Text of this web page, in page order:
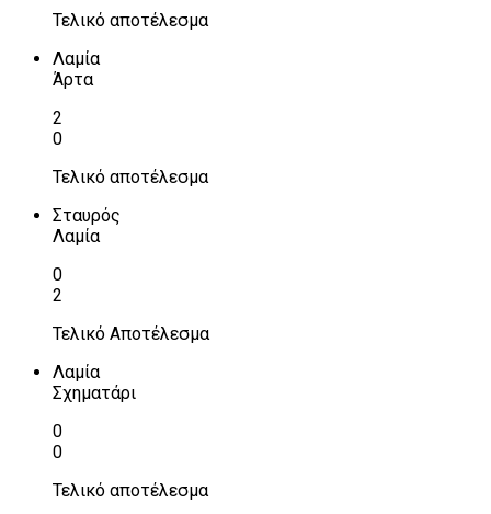
Τελικό αποτέλεσμα
Λαμία
Άρτα
2
0
Τελικό αποτέλεσμα
Σταυρός
Λαμία
0
2
Τελικό Αποτέλεσμα
Λαμία
Σχηματάρι
0
0
Τελικό αποτέλεσμα